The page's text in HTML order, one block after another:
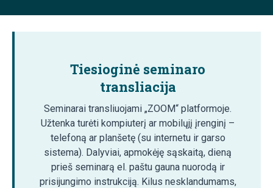
Tiesioginė seminaro
transliacija
Seminarai transliuojami „ZOOM“ platformoje.
Užtenka turėti kompiuterį ar mobilųjį įrenginį –
telefoną ar planšetę (su internetu ir garso
sistema). Dalyviai, apmokėję sąskaitą, dieną
prieš seminarą el. paštu gauna nuorodą ir
prisijungimo instrukciją. Kilus nesklandumams,